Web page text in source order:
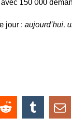
150 000
jour : aujourd’hui,